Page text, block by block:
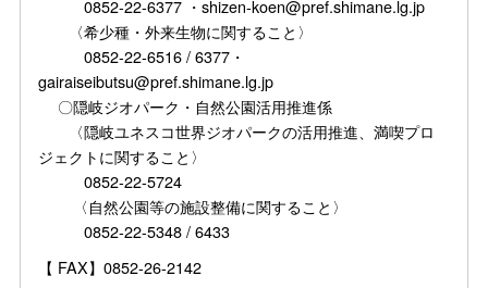
0852-22-6377 ・shizen-koen@pref.shimane.lg.jp
〈希少種・外来生物に関すること〉
0852-22-6516 / 6377・
gairaiseibutsu@pref.shimane.lg.jp
〇隠岐ジオパーク・自然公園活用推進係
〈隠岐ユネスコ世界ジオパークの活用推進、満喫プロ
ジェクトに関すること〉
0852-22-5724
〈自然公園等の施設整備に関すること〉
0852-22-5348 / 6433
【 FAX】0852-26-2142